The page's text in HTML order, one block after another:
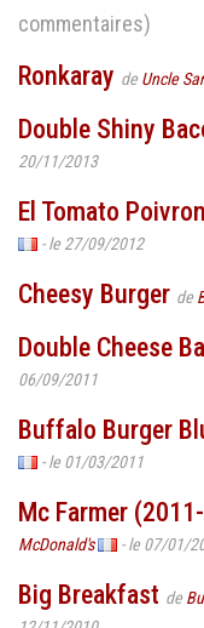
commentaires)
Ronkaray de Uncle
Double Shiny
20/11/2013
El Tomato
- le 27/09/2012
Cheesy Burger de
Double Cheese
06/09/2011
Buffalo Burger
- le 01/03/2011
Mc Farmer
McDonald's
- le 07/01/
Big Breakfast de